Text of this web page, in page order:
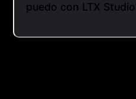
puedo con LTX